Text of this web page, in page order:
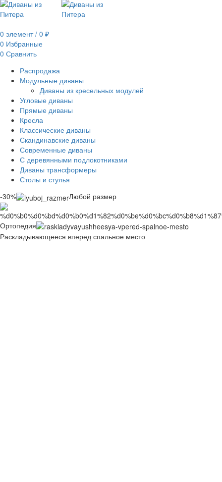
0 элемент / 0 ₽
0 Избранные
0 Сравнить
Распродажа
Модульные диваны
Диваны из кресельных модулей
Угловые диваны
Прямые диваны
Кресла
Классические диваны
Скандинавские диваны
Современные диваны
С деревянными подлокотниками
Диваны трансформеры
Столы и стулья
-30%
Любой размер
Ортопедия
Раскладывающееся вперед спальное место